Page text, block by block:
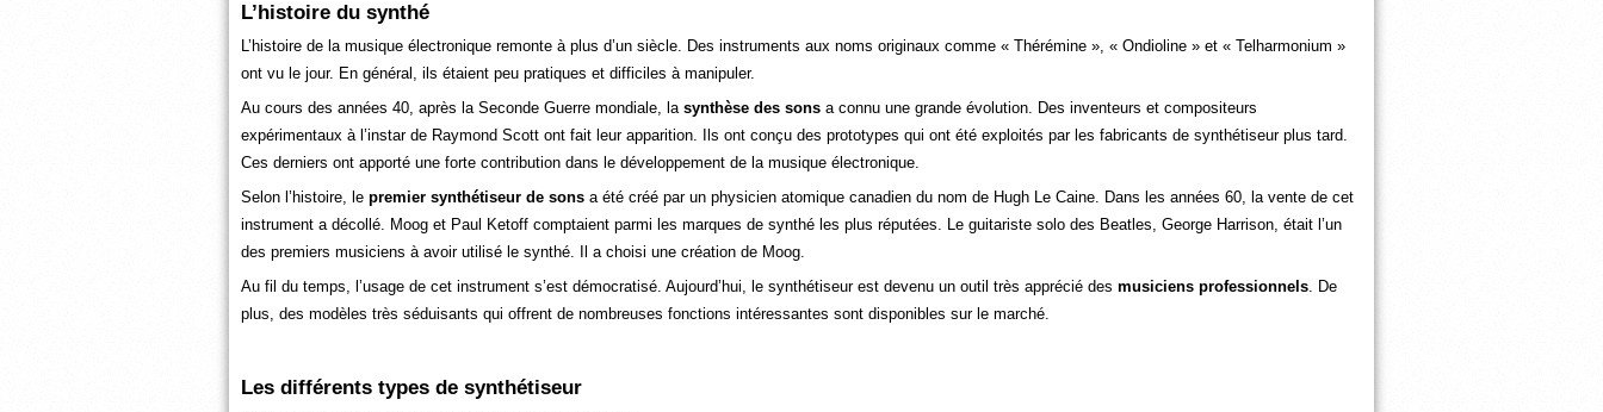
L’histoire du synthé
L’histoire de la musique électronique remonte à plus d’un siècle. Des instruments aux noms originaux comme « Thérémine », « Ondioline » et « Telharmonium »
ont vu le jour. En général, ils étaient peu pratiques et difficiles à manipuler.
Au cours des années 40, après la Seconde Guerre mondiale, la synthèse des sonsa connu une grande évolution. Des inventeurs et compositeurs
expérimentaux à l’instar de Raymond Scott ont fait leur apparition. Ils ont conçu des prototypes qui ont été exploités par les fabricants de synthétiseur plus tard.
Ces derniers ont apporté une forte contribution dans le développement de la musique électronique.
Selon l’histoire, le premier synthétiseur de sonsa été créé par un physicien atomique canadien du nom de Hugh Le Caine. Dans les années 60, la vente de cet
instrument a décollé. Moog et Paul Ketoff comptaient parmi les marques de synthé les plus réputées. Le guitariste solo des Beatles, George Harrison, était l’un
des premiers musiciens à avoir utilisé le synthé. Il a choisi une création de Moog.
Au fil du temps, l’usage de cet instrument s’est démocratisé. Aujourd’hui, le synthétiseur est devenu un outil très apprécié des musiciens professionnels. De
plus, des modèles très séduisants qui offrent de nombreuses fonctions intéressantes sont disponibles sur le marché.
Les différents types de synthétiseur